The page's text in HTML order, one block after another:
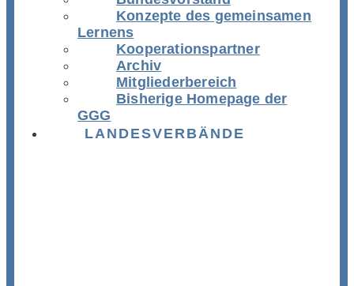
Konzepte des gemeinsamen
Lernens
Kooperationspartner
Archiv
Mitgliederbereich
Bisherige Homepage der
GGG
LANDESVERBÄNDE